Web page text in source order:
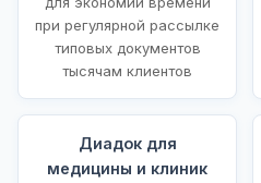
при регулярной рассылке
типовых документов
тысячам клиентов
Диадок для
медицины и клиник